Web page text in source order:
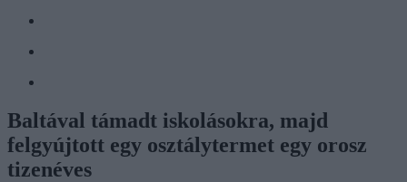
Baltával támadt iskolásokra, majd
felgyújtott egy osztálytermet egy orosz
tizenéves